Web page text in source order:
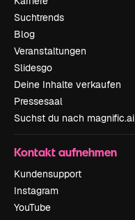
Suchtrends
Blog
Veranstaltungen
Slidesgo
Deine Inhalte verkaufen
Pressesaal
Suchst du nach magnific.ai
Kontakt aufnehmen
Kundensupport
Instagram
YouTube